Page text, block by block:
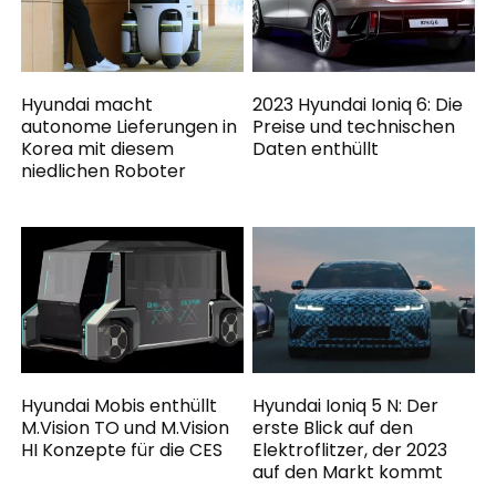
Hyundai macht
autonome Lieferungen in
Korea mit diesem
niedlichen Roboter
2023 Hyundai Ioniq 6: Die
Preise und technischen
Daten enthüllt
Hyundai Mobis enthüllt
M.Vision TO und M.Vision
HI Konzepte für die CES
Hyundai Ioniq 5 N: Der
erste Blick auf den
Elektroflitzer, der 2023
auf den Markt kommt